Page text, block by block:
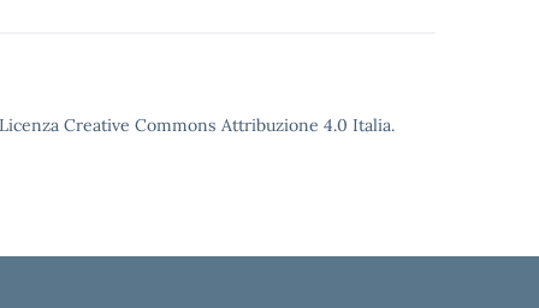
Creative Commons Attribuzione 4.0 Italia.